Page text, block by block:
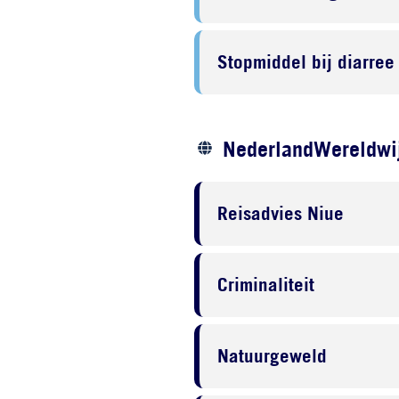
Stopmiddel bij diarree
Reisadvies Niue
Criminaliteit
Natuurgeweld